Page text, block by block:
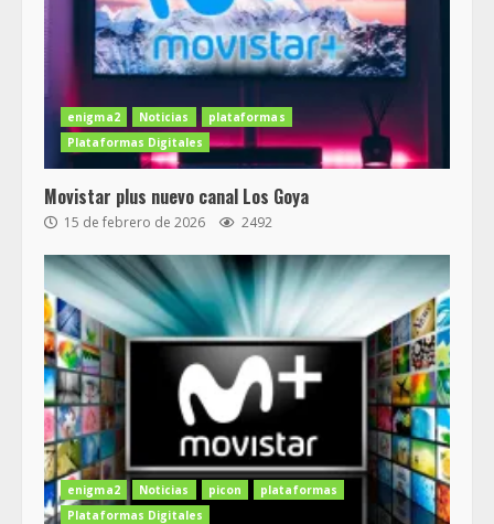
enigma2 Noticias
plataformas
Plataformas Digitales
Movistar plus nuevo canal Los Goya
15 de febrero de 2026 2492
enigma2 Noticias picon
plataformas
Plataformas Digitales